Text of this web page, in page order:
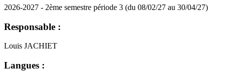
2026-2027 - 2ème semestre période 3 (du 08/02/27 au 30/04/27)
Responsable :
Louis JACHIET
Langues :